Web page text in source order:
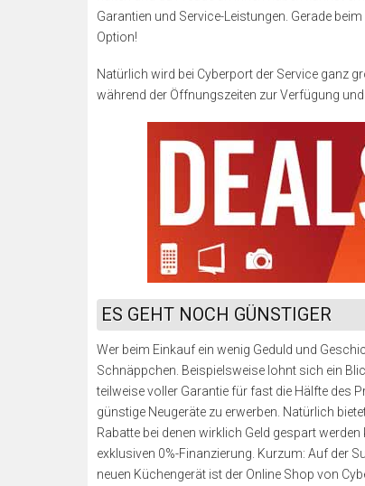
Garantien und Service-Leistungen. Gerade
Option!
Natürlich wird bei Cyberport der Service ganz
während der Öffnungszeiten zur Verfügung
ES GEHT NOCH GÜNSTIGER
Wer beim Einkauf ein wenig Geduld und
Schnäppchen. Beispielsweise lohnt sich ein
teilweise voller Garantie für fast die Hälfte des
günstige Neugeräte zu erwerben. Natürlich
Rabatte bei denen wirklich Geld gespart
exklusiven 0%-Finanzierung. Kurzum: Auf der
neuen Küchengerät ist der Online Shop von